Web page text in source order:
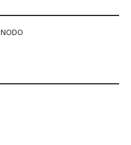
NODO